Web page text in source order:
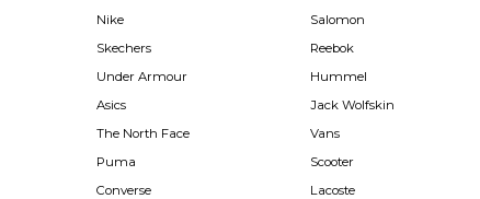
Nike
Skechers
Under Armour
Asics
The North Face
Puma
Converse
Salomon
Reebok
Hummel
Jack Wolfskin
Vans
Scooter
Lacoste